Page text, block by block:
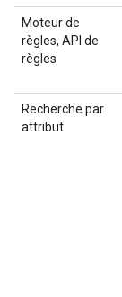
Moteur de
règles, API de
règles
Recherche par
attribut